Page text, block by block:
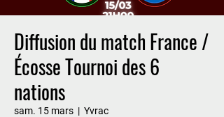
Diffusion du match France /
Écosse Tournoi des 6
nations
sam. 15 mars
  |
Yvrac